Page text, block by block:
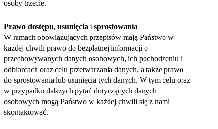
osoby trzecie.
Prawo dostępu, usunięcia i sprostowania
W ramach obowiązujących przepisów mają Państwo w
każdej chwili prawo do bezpłatnej informacji o
przechowywanych danych osobowych, ich pochodzeniu i
odbiorcach oraz celu przetwarzania danych, a także prawo
do sprostowania lub usunięcia tych danych. W tym celu oraz
w przypadku dalszych pytań dotyczących danych
osobowych mogą Państwo w każdej chwili się z nami
skontaktować.